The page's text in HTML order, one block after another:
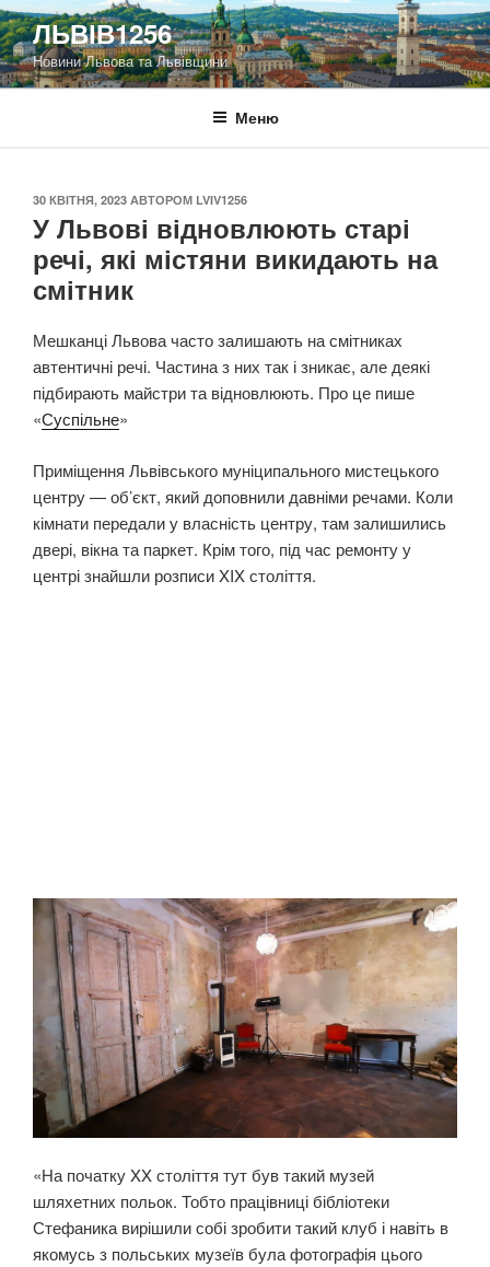
Перейти
до
вмісту
ЛЬВІВ1256
Новини Львова та Львівщини
Меню
ОПУБЛІКОВАНО
30 КВІТНЯ, 2023 АВТОРОМ LVIV1256
У Львові відновлюють старі
речі, які містяни викидають на
смітник
Мешканці Львова часто залишають на смітниках
автентичні речі. Частина з них так і зникає, але деякі
підбирають майстри та відновлюють. Про це пише
«Суспільне»
Приміщення Львівського муніципального мистецького
центру — об’єкт, який доповнили давніми речами. Коли
кімнати передали у власність центру, там залишились
двері, вікна та паркет. Крім того, під час ремонту у
центрі знайшли розписи XIX століття.
«На початку XX століття тут був такий музей
шляхетних польок. Тобто працівниці бібліотеки
Стефаника вирішили собі зробити такий клуб і навіть в
якомусь з польських музеїв була фотографія цього